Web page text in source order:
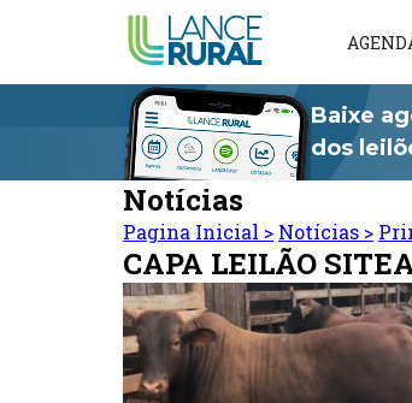
Baixe
dos
Notícias
Pagina Inicial > Notícias >
CAPA LEILÃO